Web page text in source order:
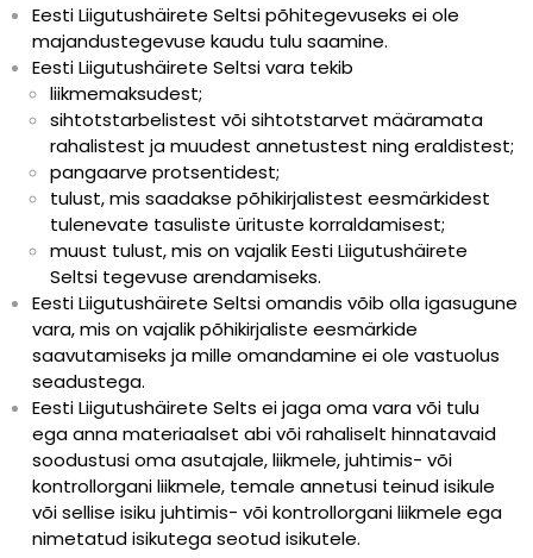
Eesti Liigutushäirete Seltsi põhitegevuseks ei ole
majandustegevuse kaudu tulu saamine.
Eesti Liigutushäirete Seltsi vara tekib
liikmemaksudest;
sihtotstarbelistest või sihtotstarvet määramata
rahalistest ja muudest annetustest ning eraldistest;
pangaarve protsentidest;
tulust, mis saadakse põhikirjalistest eesmärkidest
tulenevate tasuliste ürituste korraldamisest;
muust tulust, mis on vajalik Eesti Liigutushäirete
Seltsi tegevuse arendamiseks.
Eesti Liigutushäirete Seltsi omandis võib olla igasugune
vara, mis on vajalik põhikirjaliste eesmärkide
saavutamiseks ja mille omandamine ei ole vastuolus
seadustega.
Eesti Liigutushäirete Selts ei jaga oma vara või tulu
ega anna materiaalset abi või rahaliselt hinnatavaid
soodustusi oma asutajale, liikmele, juhtimis- või
kontrollorgani liikmele, temale annetusi teinud isikule
või sellise isiku juhtimis- või kontrollorgani liikmele ega
nimetatud isikutega seotud isikutele.